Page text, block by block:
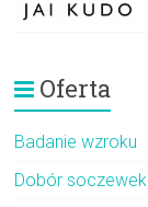
Oferta
Badanie wzroku
Dobór